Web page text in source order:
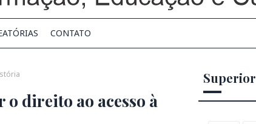
CONTATO
direito ao acesso à
Superior